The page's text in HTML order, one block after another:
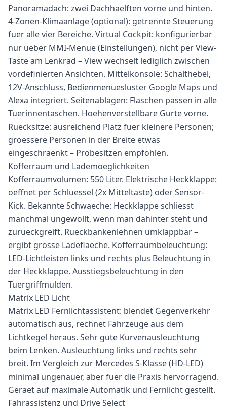
Panoramadach: zwei Dachhaelften vorne und hinten.
4-Zonen-Klimaanlage (optional): getrennte Steuerung
fuer alle vier Bereiche. Virtual Cockpit: konfigurierbar
nur ueber MMI-Menue (Einstellungen), nicht per View-
Taste am Lenkrad – View wechselt lediglich zwischen
vordefinierten Ansichten. Mittelkonsole: Schalthebel,
12V-Anschluss, Bedienmenuesluster Google Maps und
Alexa integriert. Seitenablagen: Flaschen passen in alle
Tuerinnentaschen. Hoehenverstellbare Gurte vorne.
Ruecksitze: ausreichend Platz fuer kleinere Personen;
groessere Personen in der Breite etwas
eingeschraenkt – Probesitzen empfohlen.
Kofferraum und Lademoeglichkeiten
Kofferraumvolumen: 550 Liter. Elektrische Heckklappe:
oeffnet per Schluessel (2x Mitteltaste) oder Sensor-
Kick. Bekannte Schwaeche: Heckklappe schliesst
manchmal ungewollt, wenn man dahinter steht und
zurueckgreift. Rueckbankenlehnen umklappbar –
ergibt grosse Ladeflaeche. Kofferraumbeleuchtung:
LED-Lichtleisten links und rechts plus Beleuchtung in
der Heckklappe. Ausstiegsbeleuchtung in den
Tuergriffmulden.
Matrix LED Licht
Matrix LED Fernlichtassistent: blendet Gegenverkehr
automatisch aus, rechnet Fahrzeuge aus dem
Lichtkegel heraus. Sehr gute Kurvenausleuchtung
beim Lenken. Ausleuchtung links und rechts sehr
breit. Im Vergleich zur Mercedes S-Klasse (HD-LED)
minimal ungenauer, aber fuer die Praxis hervorragend.
Geraet auf maximale Automatik und Fernlicht gestellt.
Fahrassistenz und Drive Select